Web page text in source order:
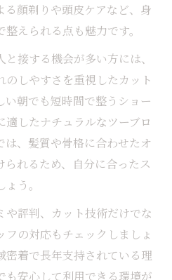
る顔剃りや頭皮ケアなど、身
えられる点も魅力です。
接する機会が多い方には、
しやすさを重視したカット
朝でも短時間で整うショー
適したナチュラルなツーブロ
は、髪質や骨格に合わせたオ
れるため、自分に合ったス
う。
や評判、カット技術だけでな
フの対応もチェックしましょ
密着で長年支持されている理
も安心して利用できる環境が